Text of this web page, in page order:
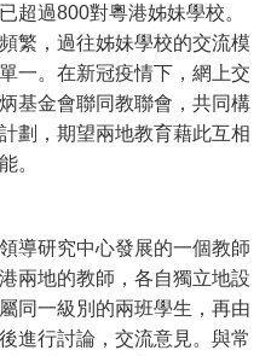
超過800對粵港姊妹學校。
繁，過往姊妹學校的交流模
一。在新冠疫情下，網上交
基金會聯同教聯會，共同構
劃，期望兩地教育藉此互相
。
導研究中心發展的一個教師
兩地的教師，各自獨立地設
同一級別的兩班學生，再由
進行討論，交流意見。與常